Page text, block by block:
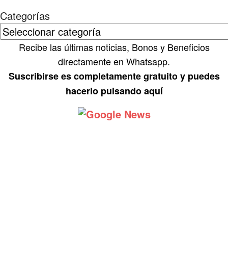
Categorías
Recibe las últimas noticias, Bonos y Beneficios
directamente en Whatsapp.
Suscribirse es completamente gratuito y puedes
hacerlo pulsando aquí